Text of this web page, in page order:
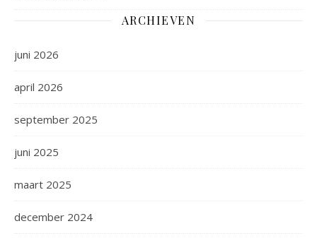
ARCHIEVEN
juni 2026
april 2026
september 2025
juni 2025
maart 2025
december 2024